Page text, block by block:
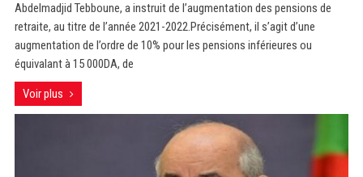
Abdelmadjid Tebboune, a instruit de l’augmentation des pensions de
retraite, au titre de l’année 2021-2022.Précisément, il s’agit d’une
augmentation de l’ordre de 10% pour les pensions inférieures ou
équivalant à 15 000DA, de
Voir plus